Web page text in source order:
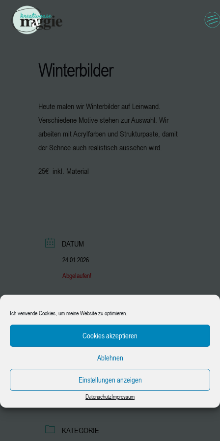
Ich verwende Cookies, um meine Website zu optimieren.
Cookies akzeptieren
Ablehnen
Einstellungen anzeigen
Datenschutz Impressum
Winterbilder
Heute malen wir Winterbilder auf Leinwand.
Verschiedene Motive stehen zur Auswahl. Wir
arbeiten mit Acrylfarben und Strukturpaste, damit
der Schnee auch realistisch aussehen wird.
25€ inkl. Material
DATUM
24.01.2026
Abgelaufen!
15:00 - 17:00
STANDORT
Kreativoase.maggie
KATEGORIE